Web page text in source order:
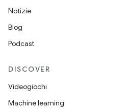
Notizie
Blog
Podcast
DISCOVER
Videogiochi
Machine learning